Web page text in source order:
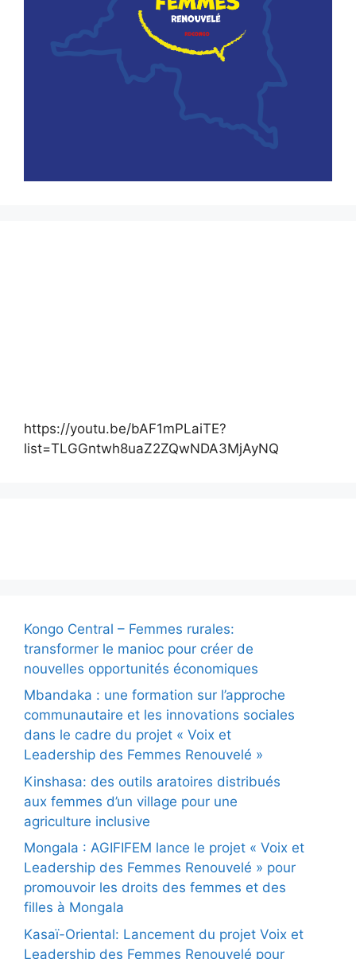
https://youtu.be/bAF1mPLaiTE?
list=TLGGntwh8uaZ2ZQwNDA3MjAyNQ
Kongo Central – Femmes rurales:
transformer le manioc pour créer de
nouvelles opportunités économiques
Mbandaka : une formation sur l’approche
communautaire et les innovations sociales
dans le cadre du projet « Voix et
Leadership des Femmes Renouvelé »
Kinshasa: des outils aratoires distribués
aux femmes d’un village pour une
agriculture inclusive
Mongala : AGIFIFEM lance le projet « Voix et
Leadership des Femmes Renouvelé » pour
promouvoir les droits des femmes et des
filles à Mongala
Kasaï-Oriental: Lancement du projet Voix et
Leadership des Femmes Renouvelé pour